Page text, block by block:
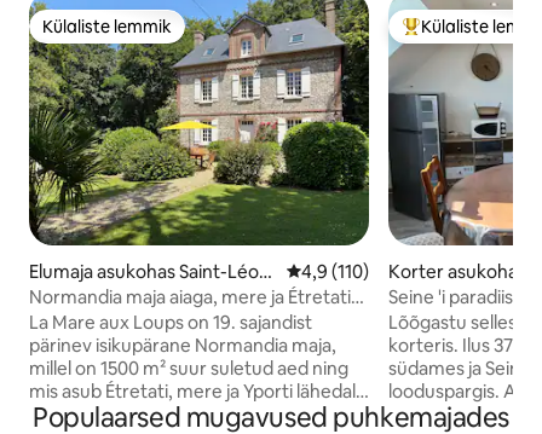
Külaliste lemmik
Külaliste lemmik
Elumaja asukohas Saint-Léon
ard
Keskmine hinnang 4,9/5, 110
4,9 (110)
Normandia maja aiaga, mere ja Étretati
lähedal
La Mare aux Loups on 19. sajandist
pärinev isikupärane Normandia maja,
millel on 1500 m² suur suletud aed ning
mis asub Étretati, mere ja Yporti lähedal.
Metsa serval asuv majutuskoht pakub
Külaliste suur
Külaliste
Korter asukohas
me-de-Bliquetuit
Seine 'i paradiis
Lõõgastu selles
korteris. Ilus 37
südames ja Seine
looduspargis. Asub kõrvalhoone 1.
korrusel. Vaatega
Populaarsed mugavused puhkemajades